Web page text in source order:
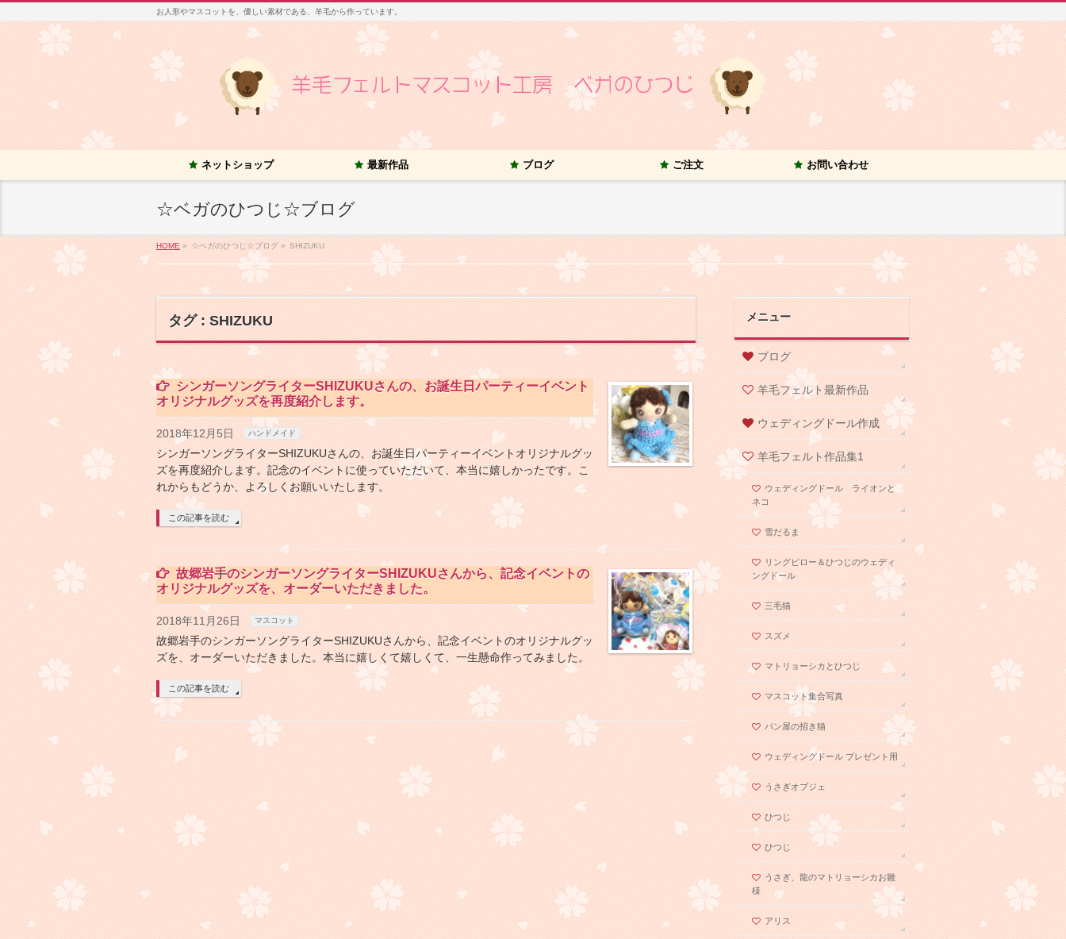
お人形やマスコットを、優しい素材である、羊毛から作っています。
ネットショップ 最新作品 ブログ ご注文 お問い合わせ
☆ベガのひつじ☆ブログ
HOME » ☆ベガのひつじ☆ブログ » SHIZUKU
タグ : SHIZUKU
シンガーソングライターSHIZUKUさんの、お誕生日パーティーイベント
オリジナルグッズを再度紹介します。
2018年12月5日 ハンドメイド
シンガーソングライターSHIZUKUさんの、お誕生日パーティーイベントオリジナルグッ
ズを再度紹介します。記念のイベントに使っていただいて、本当に嬉しかったです。こ
れからもどうか、よろしくお願いいたします。
この記事を読む
故郷岩手のシンガーソングライターSHIZUKUさんから、記念イベントの
オリジナルグッズを、オーダーいただきました。
2018年11月26日 マスコット
故郷岩手のシンガーソングライターSHIZUKUさんから、記念イベントのオリジナルグッ
ズを、オーダーいただきました。本当に嬉しくて嬉しくて、一生懸命作ってみました。
この記事を読む
メニュー
ブログ
羊毛フェルト最新作品
ウェディングドール作成
羊毛フェルト作品集1
ウェディングドール ライオンと
ネコ
雪だるま
リングピロー＆ひつじのウェディ
ングドール
三毛猫
スズメ
マトリョーシカとひつじ
マスコット集合写真
パン屋の招き猫
ウェディングドール プレゼント用
うさぎオブジェ
ひつじ
ひつじ
うさぎ、龍のマトリョーシカお雛
様
アリス